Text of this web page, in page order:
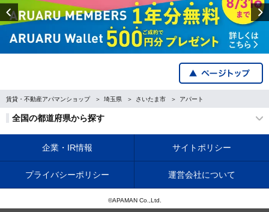
Previous
賃貸・不動産アパマンショップ 埼玉県 さいたま市 アパート
全国の都道府県から探す
企業・IR情報 サイトポリシー
プライバシーポリシー 運営会社について
©APAMAN Co.,Ltd.